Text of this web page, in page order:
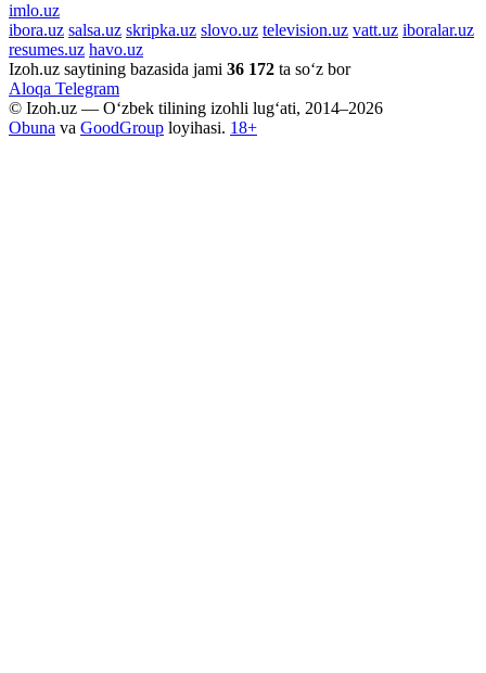
imlo.uz
ibora.uz salsa.uz skripka.uz slovo.uz television.uz vatt.uz iboralar.uz
resumes.uz havo.uz
Izoh.uz saytining bazasida jami 36 172 ta so‘z bor
Aloqa Telegram
© Izoh.uz — O‘zbek tilining izohli lug‘ati, 2014–2026
Obuna va GoodGroup loyihasi. 18+